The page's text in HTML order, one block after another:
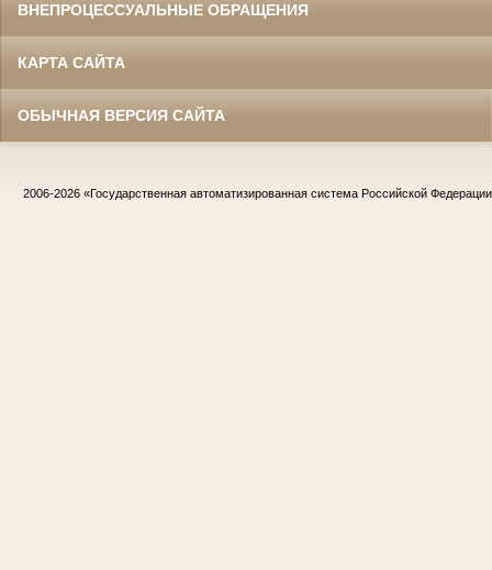
ВНЕПРОЦЕССУАЛЬНЫЕ ОБРАЩЕНИЯ
КАРТА САЙТА
ОБЫЧНАЯ ВЕРСИЯ САЙТА
2006-2026 «Государственная автоматизированная система Российской